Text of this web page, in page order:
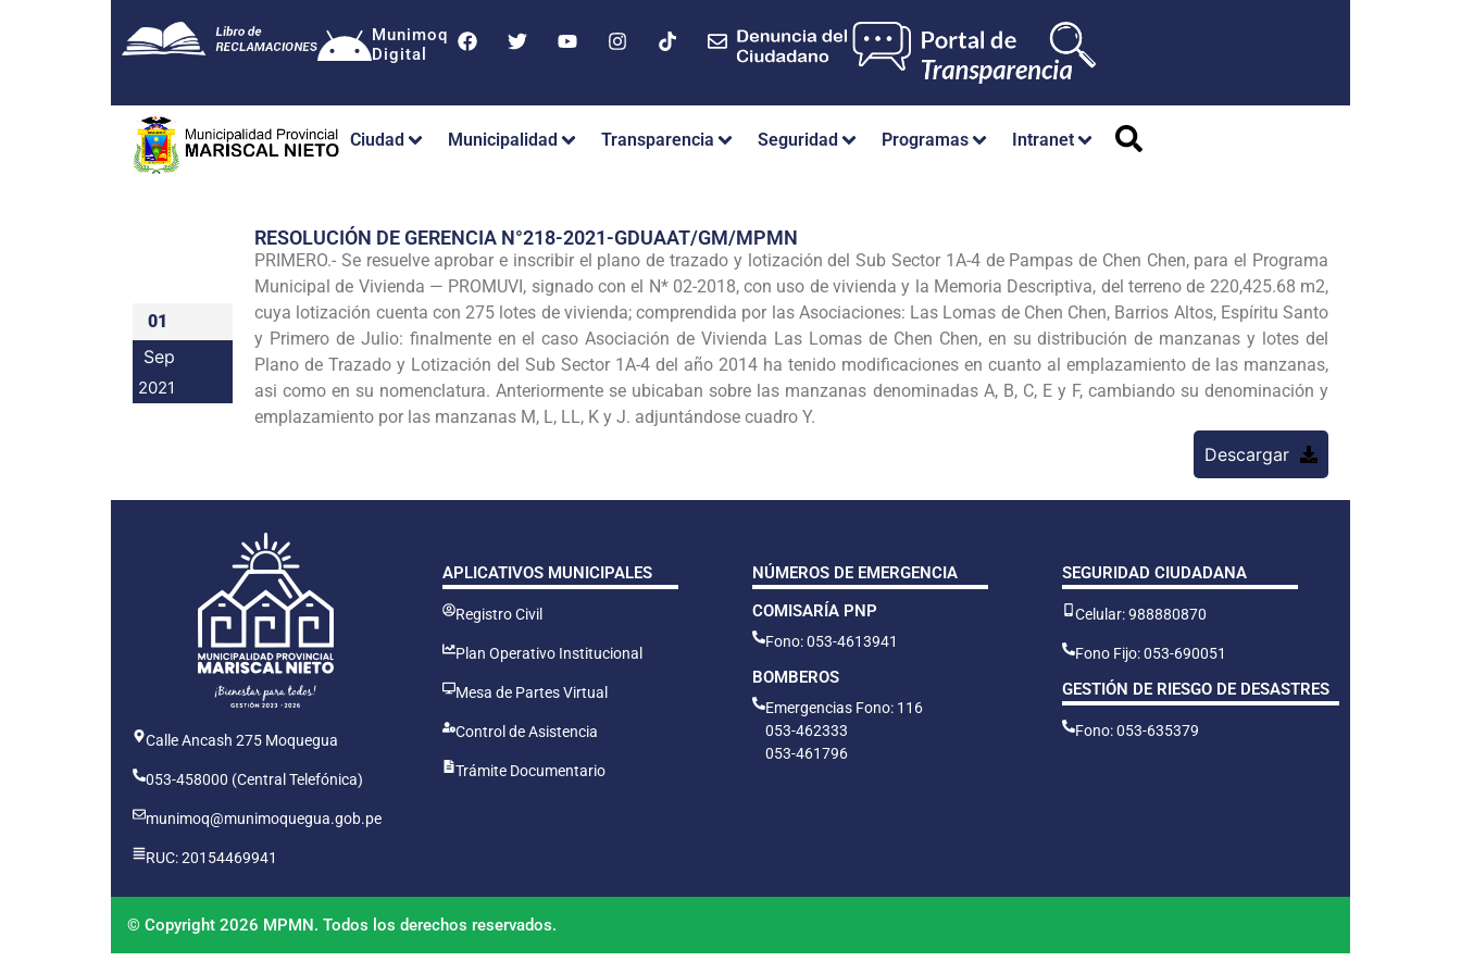
Munimoq
Digital
Ciudad Municipalidad Transparencia Seguridad Programas Intranet
01
Sep
2021
RESOLUCIÓN DE GERENCIA N°218-2021-GDUAAT/GM/MPMN
PRIMERO.- Se resuelve aprobar e inscribir el plano de trazado y lotización del Sub Sector 1A-4 de Pampas de Chen Chen, para el Programa
Municipal de Vivienda — PROMUVI, signado con el N* 02-2018, con uso de vivienda y la Memoria Descriptiva, del terreno de 220,425.68 m2,
cuya lotización cuenta con 275 lotes de vivienda; comprendida por las Asociaciones: Las Lomas de Chen Chen, Barrios Altos, Espíritu Santo
y Primero de Julio: finalmente en el caso Asociación de Vivienda Las Lomas de Chen Chen, en su distribución de manzanas y lotes del
Plano de Trazado y Lotización del Sub Sector 1A-4 del año 2014 ha tenido modificaciones en cuanto al emplazamiento de las manzanas,
asi como en su nomenclatura. Anteriormente se ubicaban sobre las manzanas denominadas A, B, C, E y F, cambiando su denominación y
emplazamiento por las manzanas M, L, LL, K y J. adjuntándose cuadro Y.
Descargar
Calle Ancash 275 Moquegua
053-458000 (Central Telefónica)
munimoq@munimoquegua.gob.pe
RUC: 20154469941
APLICATIVOS MUNICIPALES
Registro Civil
Plan Operativo Institucional
Mesa de Partes Virtual
Control de Asistencia
Trámite Documentario
NÚMEROS DE EMERGENCIA
COMISARÍA PNP
Fono: 053-4613941
BOMBEROS
Emergencias Fono: 116
053-462333
053-461796
SEGURIDAD CIUDADANA
Celular: 988880870
Fono Fijo: 053-690051
GESTIÓN DE RIESGO DE DESASTRES
Fono: 053-635379
© Copyright 2026 MPMN. Todos los derechos reservados.